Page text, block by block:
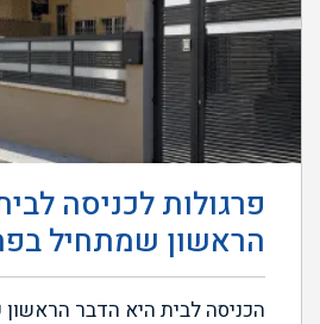
פרגולות לכניסה
הראשון שמתחיל
הכניסה לבית היא הדבר הראשון